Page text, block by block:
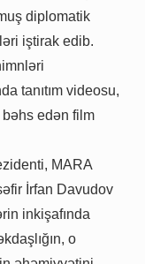
diplomatik
iştirak edib.
tanıtım videosu,
edən film
MARA
İrfan Davudov
inkişafında
o